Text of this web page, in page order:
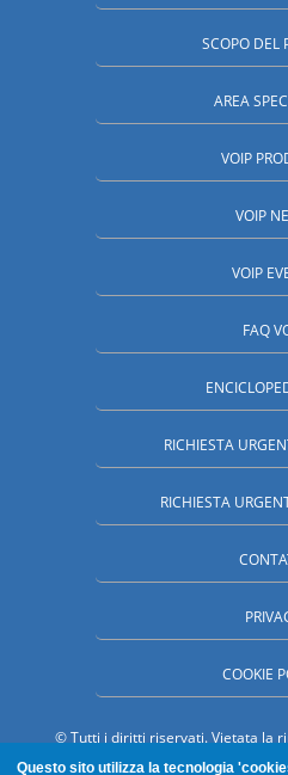
SCOPO DEL
AREA
VOIP
VOIP
VOIP
FAQ
RICHIESTA
RICHIESTA
COOKIE
© Tutti i diritti riservati. Vietata la
SpecialistiVoip.it è una proprieta' MC
Questo sito utilizza la tecnologia